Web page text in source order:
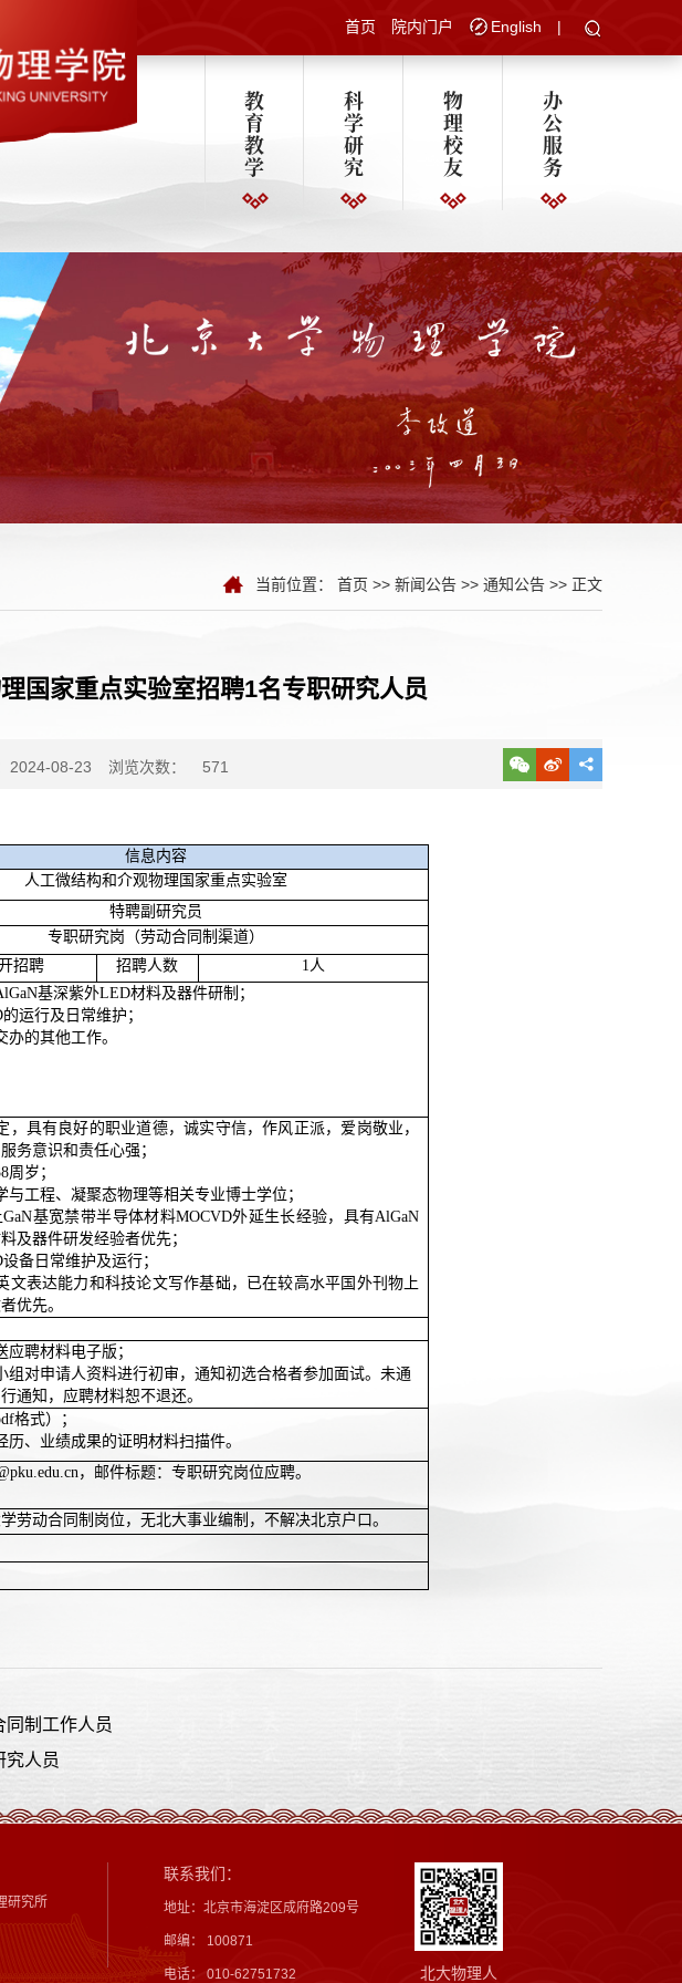
首页 院内门户 English |
教
育
教
学
科
学
研
究
物
理
校
友
办
公
服
务
当前位置： 首页 >> 新闻公告 >> 通知公告 >> 正文
国家重点实验室招聘1名专职研究人员
2024-08-23 浏览次数： 571
信息内容
人工微结构和介观物理国家重点实验室
特聘副研究员
专职研究岗（劳动合同制渠道）
招聘 招聘人数 1人
基深紫外LED材料及器件研制；
运行及日常维护；
的其他工作。
，具有良好的职业道德，诚实守信，作风正派，爱岗敬业，
务意识和责任心强；
周岁；
与工程、凝聚态物理等相关专业博士学位；
基宽禁带半导体材料MOCVD外延生长经验，具有AlGaN
及器件研发经验者优先；
备日常维护及运行；
文表达能力和科技论文写作基础，已在较高水平国外刊物上
优先。
应聘材料电子版；
组对申请人资料进行初审，通知初选合格者参加面试。未通
通知，应聘材料恕不退还。
格式）；
历、业绩成果的证明材料扫描件。
，邮件标题：专职研究岗位应聘。
劳动合同制岗位，无北大事业编制，不解决北京户口。
同制工作人员
究人员
研究所
联系我们：
地址：北京市海淀区成府路209号
邮编： 100871
电话： 010-62751732 北大物理人